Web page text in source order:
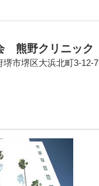
熊野クリニック
市堺区大浜北町3‐12‐7